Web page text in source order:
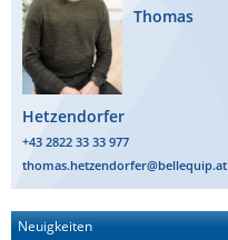
Server Technology
Siretta
SIRIO Antenne
Sunbird
Tactical Software
TEKTELIC
Teltonika
Thomas
Hetzendorfer
+43 2822 33 33 977
thomas.hetzendorfer@bellequip.at
Neuigkeiten